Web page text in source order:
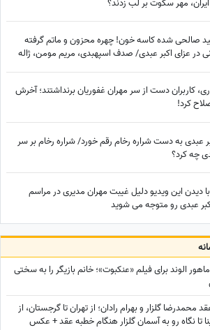
صالحی شده کاسه خون! چهره محزون و ماتم گرفته
در عزای اکبر عبدی/ صدف اسپهبدی، مریم مومن، ژاله
کاربران دست از سر مهران غفوریان برنداشتند؛ آخرش
کرد!
عبدی به دست شراره رخام رقم خورد/ شراره رخام بر سر
چه کرد؟
دیدن این ویدیو دلیل غیبت مهران مدیری در مراسم
عبدی رو متوجه می شوید
الوند برای فیلم «عنکبوت»؛ خانم بازیگر را به سختی
محمدرضا گلزار و بهرام رادان؛ از تهران تا گرجستان، از
تا نگاه رو به آسمان گلزار هنگام خطبه عقد + عکس